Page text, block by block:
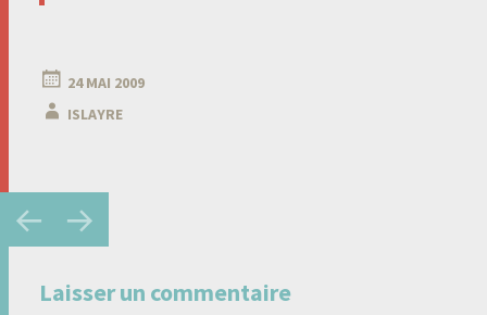
24 MAI 2009
ISLAYRE
Navigation
des
Laisser un commentaire